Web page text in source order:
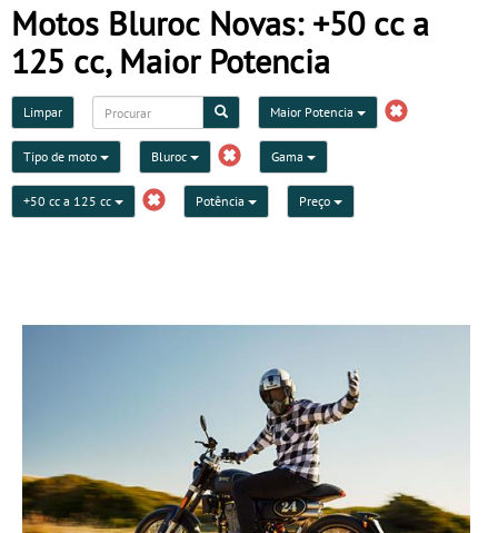
Motos Bluroc Novas: +50 cc a
125 cc, Maior Potencia
Limpar Maior Potencia
Tipo de moto Bluroc Gama
+50 cc a 125 cc Potência Preço